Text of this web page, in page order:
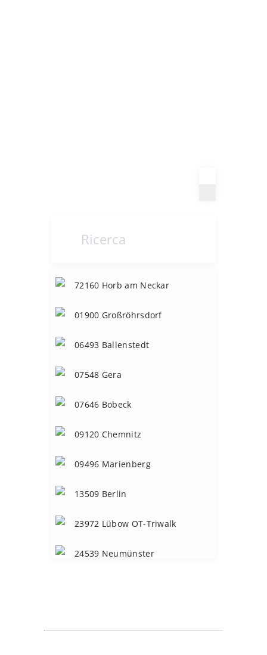
Service-Stützpunkte
Service-Partner
72160 Horb am Neckar
01900 Großröhrsdorf
06493 Ballenstedt
07548 Gera
07646 Bobeck
09120 Chemnitz
09496 Marienberg
13509 Berlin
23972 Lübow OT-Triwalk
24539 Neumünster